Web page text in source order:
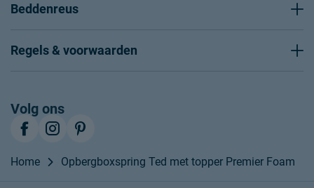
Beddenreus
Regels & voorwaarden
Volg ons
Home Opbergboxspring Ted met topper Premier Foam